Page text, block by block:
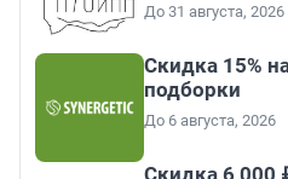
До 31 августа, 2026
Скидка 15%
подборки
До 6 августа, 2026
Скидка 6 000